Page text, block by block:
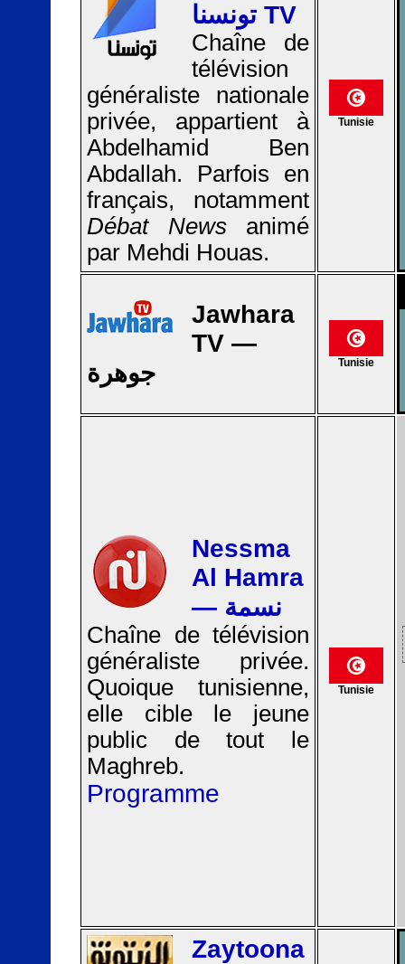
تونسنا TV
Chaîne de
télévision
généraliste nationale
privée, appartient à
Abdelhamid Ben
Abdallah. Parfois en
français, notamment
Débat Newsanimé
par Mehdi Houas.
Tunisie
Jawhara
TV —
جوهرة
Tunisie
Nessma
Al Hamra
— نسمة
Chaîne de télévision
généraliste privée.
Quoique tunisienne,
elle cible le jeune
public de tout le
Maghreb.
Programme
Tunisie
Zaytoona